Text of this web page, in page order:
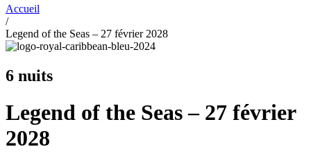
Accueil
/
Legend of the Seas – 27 février 2028
6 nuits
Legend of the Seas – 27 février
2028